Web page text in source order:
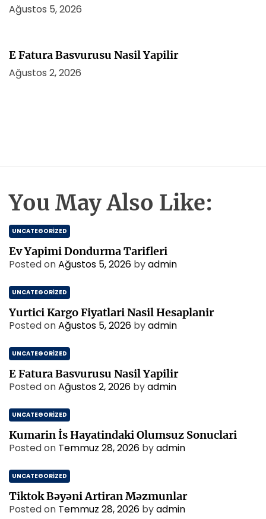
Ağustos 5, 2026
E Fatura Basvurusu Nasil Yapilir
Ağustos 2, 2026
You May Also Like:
UNCATEGORIZED
Ev Yapimi Dondurma Tarifleri
Posted onAğustos 5, 2026 byadmin
UNCATEGORIZED
Yurtici Kargo Fiyatlari Nasil Hesaplanir
Posted onAğustos 5, 2026 byadmin
UNCATEGORIZED
E Fatura Basvurusu Nasil Yapilir
Posted onAğustos 2, 2026 byadmin
UNCATEGORIZED
Kumarin İs Hayatindaki Olumsuz Sonuclari
Posted on Temmuz 28, 2026 byadmin
UNCATEGORIZED
Tiktok Bəyəni Artiran Məzmunlar
Posted on Temmuz 28, 2026 byadmin